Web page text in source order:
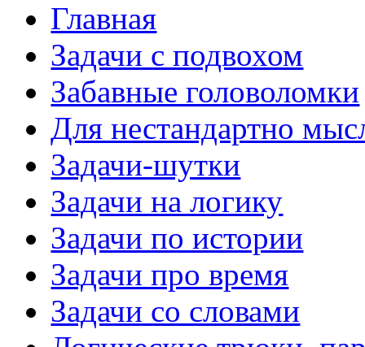
Главная
Задачи с подвохом
Забавные головоломки
Для нестандартно
Задачи-шутки
Задачи на логику
Задачи по истории
Задачи про время
Задачи со словами